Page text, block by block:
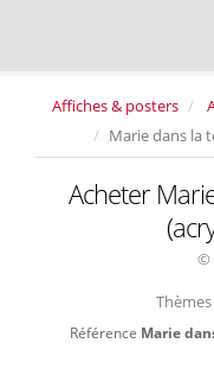
Affiches & posters
Marie dans la
Acheter
©
Thèmes
Référence Marie